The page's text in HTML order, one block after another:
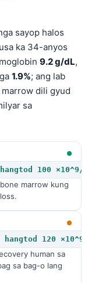
sayop halos
ka 34-anyos
9.2 g/dL,
1.9%; ang lab
dili gyud
sa
100 ×10^9/L
marrow kung
120 ×10^9/L
human sa
sa bag-o lang